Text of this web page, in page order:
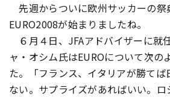
先週からついに欧州サッカーの祭
EURO2008が始まりましたね。
６月４日、JFAアドバイザーに就
ャ・オシム氏はEUROについて次の
た。「フランス、イタリアが勝て
ない。サプライズがあればいい。ロ